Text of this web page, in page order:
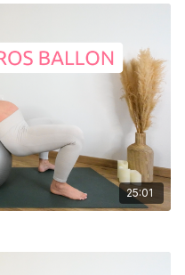
25:01